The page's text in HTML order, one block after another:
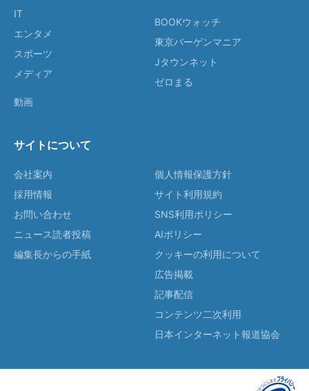
IT
エンタメ
スポーツ
メディア
動画
BOOKウォッチ
東京バーゲンマニア
Jタウンネット
ゼロまる
サイトについて
会社案内
採用情報
お問い合わせ
ニュース読者投稿
編集長からの手紙
個人情報保護方針
サイト利用規約
SNS利用ポリシー
AIポリシー
クッキーの利用について
広告掲載
記事配信
コンテンツ二次利用
日本インターネット報道協会